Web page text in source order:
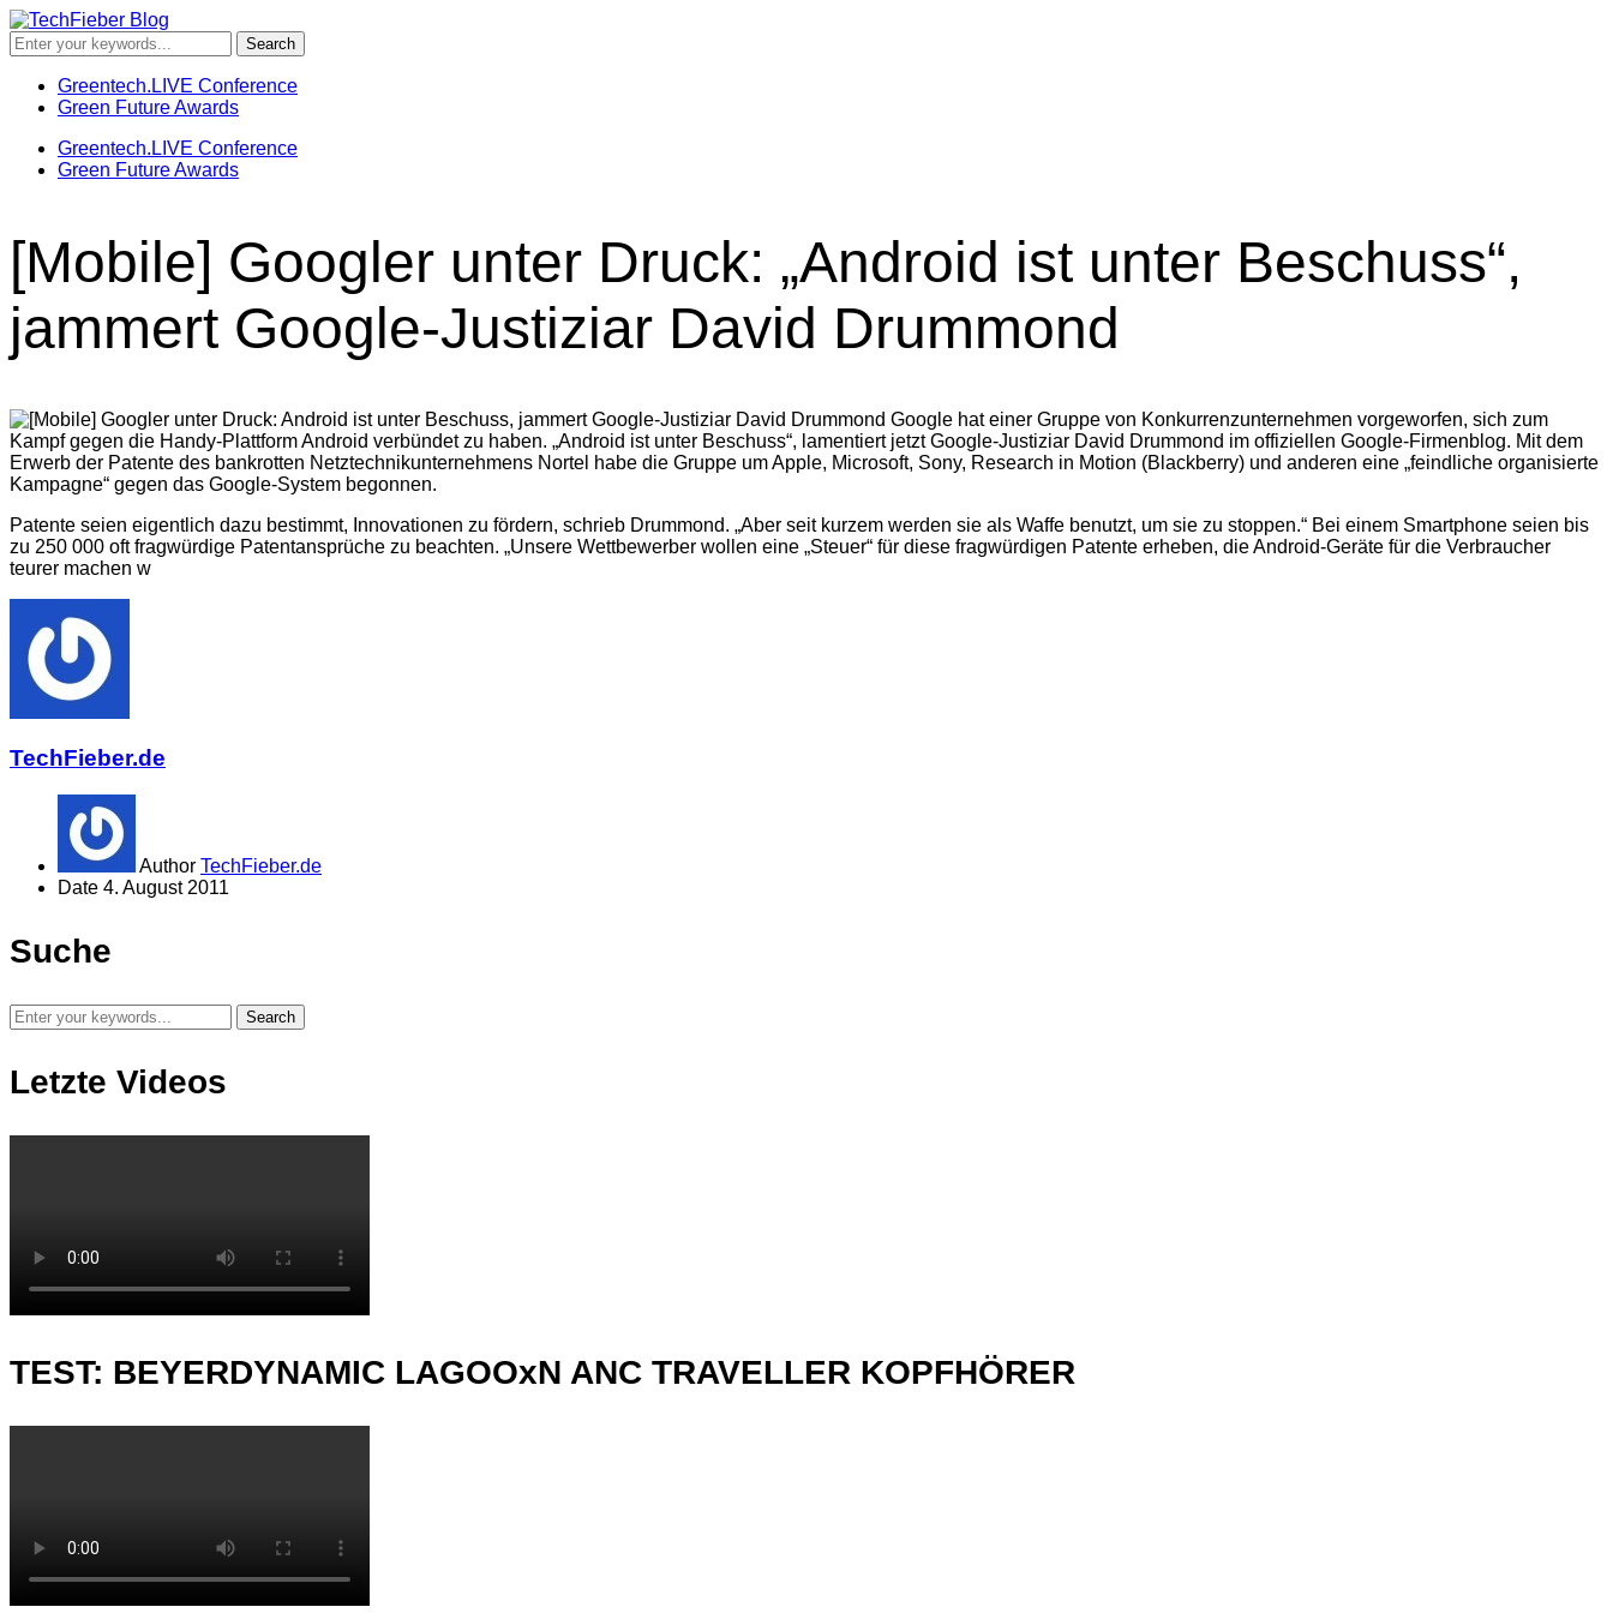
Greentech.LIVE Conference
Green Future Awards
Greentech.LIVE Conference
Green Future Awards
[Mobile] Googler unter Druck: „Android ist unter Beschuss“,
jammert Google-Justiziar David Drummond
Google hat einer Gruppe von Konkurrenzunternehmen vorgeworfen, sich zum
Kampf gegen die Handy-Plattform Android verbündet zu haben. „Android ist unter Beschuss“, lamentiert jetzt Google-Justiziar David Drummond im offiziellen Google-Firmenblog. Mit dem
Erwerb der Patente des bankrotten Netztechnikunternehmens Nortel habe die Gruppe um Apple, Microsoft, Sony, Research in Motion (Blackberry) und anderen eine „feindliche organisierte
Kampagne“ gegen das Google-System begonnen.
Patente seien eigentlich dazu bestimmt, Innovationen zu fördern, schrieb Drummond. „Aber seit kurzem werden sie als Waffe benutzt, um sie zu stoppen.“ Bei einem Smartphone seien bis
zu 250 000 oft fragwürdige Patentansprüche zu beachten. „Unsere Wettbewerber wollen eine „Steuer“ für diese fragwürdigen Patente erheben, die Android-Geräte für die Verbraucher
teurer machen w
TechFieber.de
Author TechFieber.de
Date 4. August 2011
Suche
Letzte Videos
TEST: BEYERDYNAMIC LAGOOxN ANC TRAVELLER KOPFHÖRER